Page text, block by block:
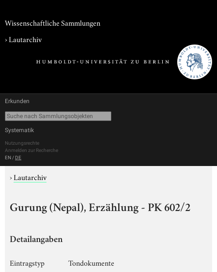
Wissenschaftliche Sammlungen
›Lautarchiv
Erkunden
Systematik
Nutzungsrechte
Anmelden zur Recherche
EN / DE
›Lautarchiv
Gurung (Nepal), Erzählung - PK 602/2
Detailangaben
Eintragstyp
Tondokumente